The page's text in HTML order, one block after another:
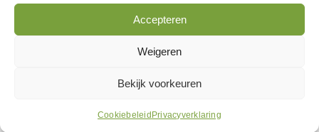
Accepteren
Weigeren
Bekijk voorkeuren
Cookiebeleid Privacyverklaring
Volg ons
2026 |Privacyverklaring| by